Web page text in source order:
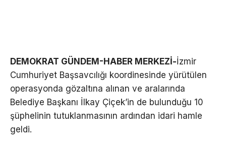
DEMOKRAT GÜNDEM-HABER MERKEZİ-İzmir
Cumhuriyet Başsavcılığı koordinesinde yürütülen
operasyonda gözaltına alınan ve aralarında
Belediye Başkanı İlkay Çiçek’in de bulunduğu 10
şüphelinin tutuklanmasının ardından idari hamle
geldi.